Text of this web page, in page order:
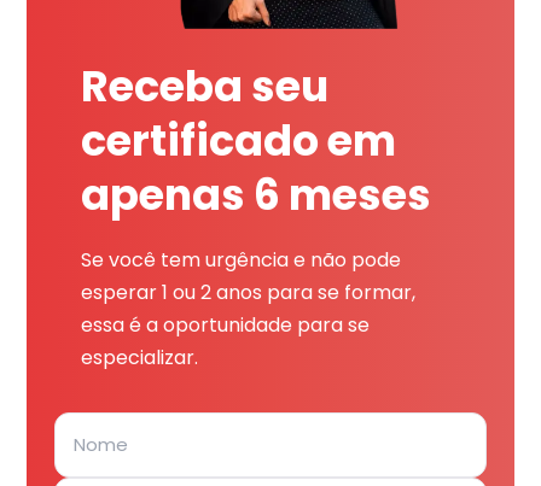
Receba seu
certificado em
apenas 6 meses
Se você tem urgência e não pode
esperar 1 ou 2 anos para se formar,
essa é a oportunidade para se
especializar.